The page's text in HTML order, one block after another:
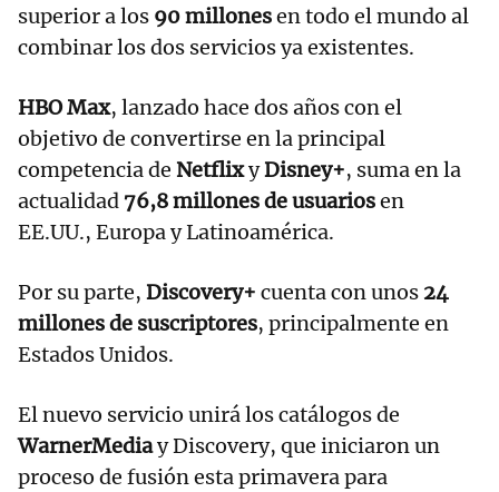
superior a los 90 millonesen todo el mundo al
combinar los dos servicios ya existentes.
HBO Max, lanzado hace dos años con el
objetivo de convertirse en la principal
competencia de NetflixyDisney+, suma en la
actualidad 76,8 millones de usuariosen
EE.UU., Europa y Latinoamérica.
Por su parte, Discovery+ cuenta con unos 24
millones de suscriptores, principalmente en
Estados Unidos.
El nuevo servicio unirá los catálogos de
WarnerMediay Discovery, que iniciaron un
proceso de fusión esta primavera para